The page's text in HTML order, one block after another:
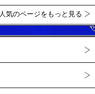
人気のページをもっと見る